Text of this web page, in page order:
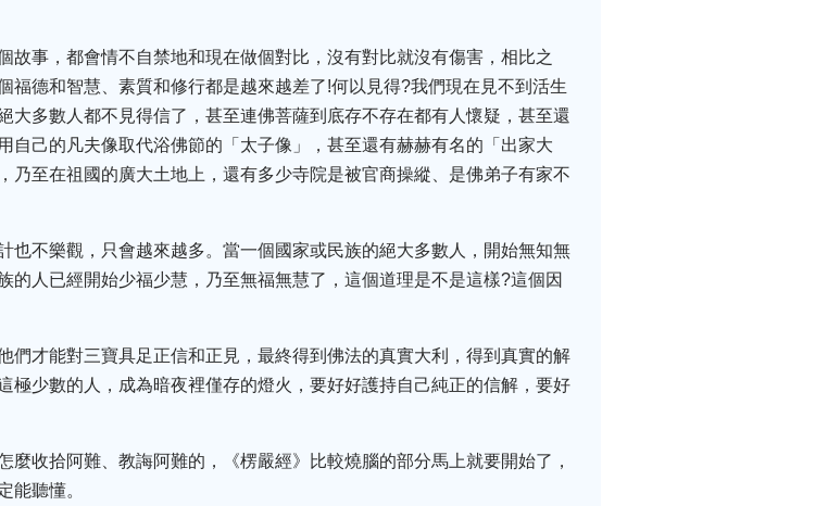
故事，都會情不自禁地和現在做個對比，沒有對比就沒有傷害，相比之
福德和智慧、素質和修行都是越來越差了!何以見得?我們現在見不到活生
大多數人都不見得信了，甚至連佛菩薩到底存不存在都有人懷疑，甚至還
自己的凡夫像取代浴佛節的「太子像」，甚至還有赫赫有名的「出家大
乃至在祖國的廣大土地上，還有多少寺院是被官商操縱、是佛弟子有家不
也不樂觀，只會越來越多。當一個國家或民族的絕大多數人，開始無知無
的人已經開始少福少慧，乃至無福無慧了，這個道理是不是這樣?這個因
們才能對三寶具足正信和正見，最終得到佛法的真實大利，得到真實的解
極少數的人，成為暗夜裡僅存的燈火，要好好護持自己純正的信解，要好
收拾阿難、教誨阿難的，《楞嚴經》比較燒腦的部分馬上就要開始了，
能聽懂。